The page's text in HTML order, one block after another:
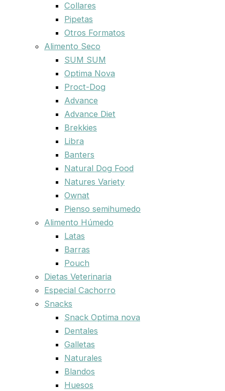
Collares
Pipetas
Otros Formatos
Alimento Seco
SUM SUM
Optima Nova
Proct-Dog
Advance
Advance Diet
Brekkies
Libra
Banters
Natural Dog Food
Natures Variety
Ownat
Pienso semihumedo
Alimento Húmedo
Latas
Barras
Pouch
Dietas Veterinaria
Especial Cachorro
Snacks
Snack Optima nova
Dentales
Galletas
Naturales
Blandos
Huesos